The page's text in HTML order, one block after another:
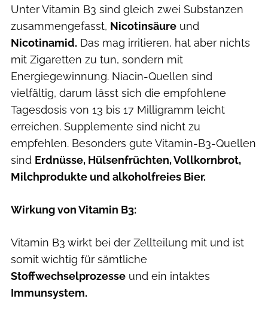
Unter Vitamin B3 sind gleich zwei Substanzen
zusammengefasst, Nicotinsäure und
Nicotinamid. Das mag irritieren, hat aber nichts
mit Zigaretten zu tun, sondern mit
Energiegewinnung. Niacin-Quellen sind
vielfältig, darum lässt sich die empfohlene
Tagesdosis von 13 bis 17 Milligramm leicht
erreichen. Supplemente sind nicht zu
empfehlen. Besonders gute Vitamin-B3-Quellen
sind Erdnüsse, Hülsenfrüchten, Vollkornbrot,
Milchprodukte und alkoholfreies Bier.
Wirkung von Vitamin B3:
Vitamin B3 wirkt bei der Zellteilung mit und ist
somit wichtig für sämtliche
Stoffwechselprozesse und ein intaktes
Immunsystem.